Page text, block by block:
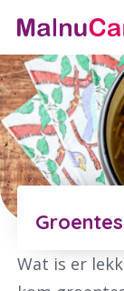
Wat is er